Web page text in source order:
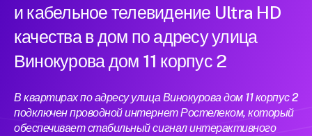
и кабельное телевидение Ultra HD
качества в дом по адресу улица
Винокурова дом 11 корпус 2
В квартирах по адресу улица Винокурова дом 11 корпус 2
подключен проводной интернет Ростелеком, который
обеспечивает стабильный сигнал интерактивного